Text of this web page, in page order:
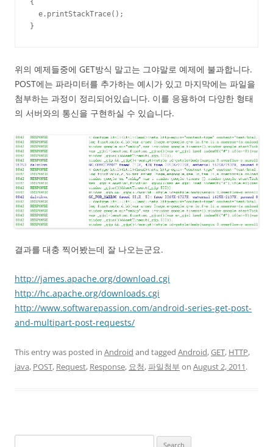
  e.printStackTrace();
}
위의 예제들중에 GET방식 말고는 그야말로 예제에 불과합니다.
POST에는 파라미터를 추가하는 예시가 있고 마지막에는 파일을
첨부하는 과정이 정리되어있습니다. 이를 응용하여 다양한 형태
의 서버와의 통신을 구현하실 수 있습니다.
결과를 대충 찍어봤는데 잘 나오는군요.
http://james.apache.org/download.cgi
http://hc.apache.org/downloads.cgi
http://www.softwarepassion.com/android-series-get-post-
and-multipart-post-requests/
This entry was posted in Android and tagged Android,GET, HTTP,
java, POST, Request, Response, 요청, 파일첨부 on August 2, 2011.